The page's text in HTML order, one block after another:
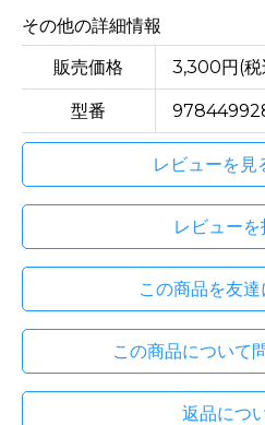
その他の詳細情報
販売価格 3,300円(税
型番
レビューを見
レビューを
この商品を友達
この商品について
返品につ